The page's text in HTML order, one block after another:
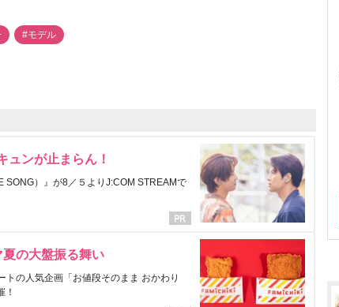
#モデル
ュンが止まらん！
SONG）』が8／５よりJ:COM STREAMで
の大盤振る舞い
の人気企画「お値段そのまま おかわり
！